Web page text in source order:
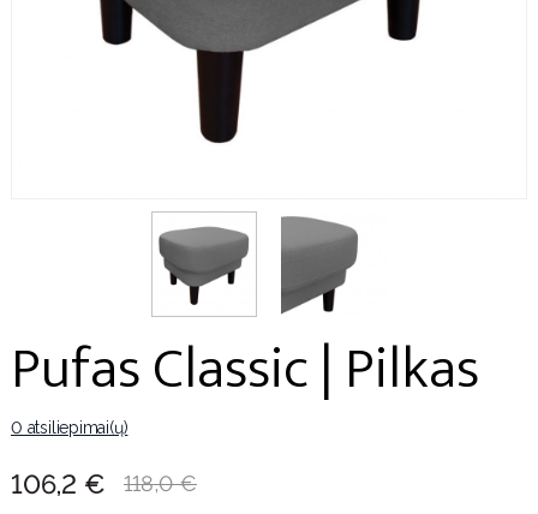
Pufas Classic | Pilkas
0 atsiliepimai(ų)
106,2 € 118,0 €